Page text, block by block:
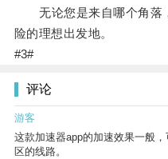
无论您是来自哪个角落
险的理想出发地。
#3#
评论
游客
这款加速器app的加速效果一般
区的线路。